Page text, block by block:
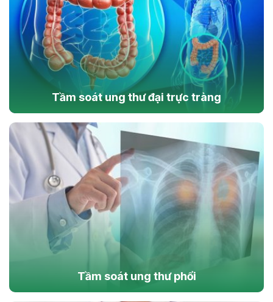
Tầm soát ung thư đại trực tràng
Tầm soát ung thư phổi